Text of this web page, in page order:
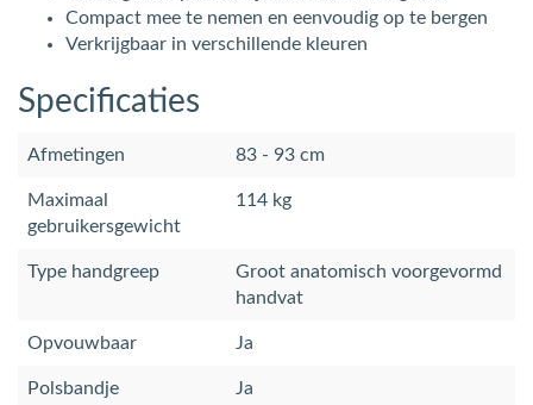
Compact mee te nemen en eenvoudig op te bergen
Verkrijgbaar in verschillende kleuren
Specificaties
Afmetingen 83 - 93 cm
Maximaal
gebruikersgewicht
114 kg
Type handgreep
Groot anatomisch voorgevormd
handvat
Opvouwbaar Ja
Polsbandje Ja